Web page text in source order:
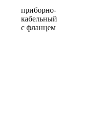
приборно-
кабельный
с фланцем